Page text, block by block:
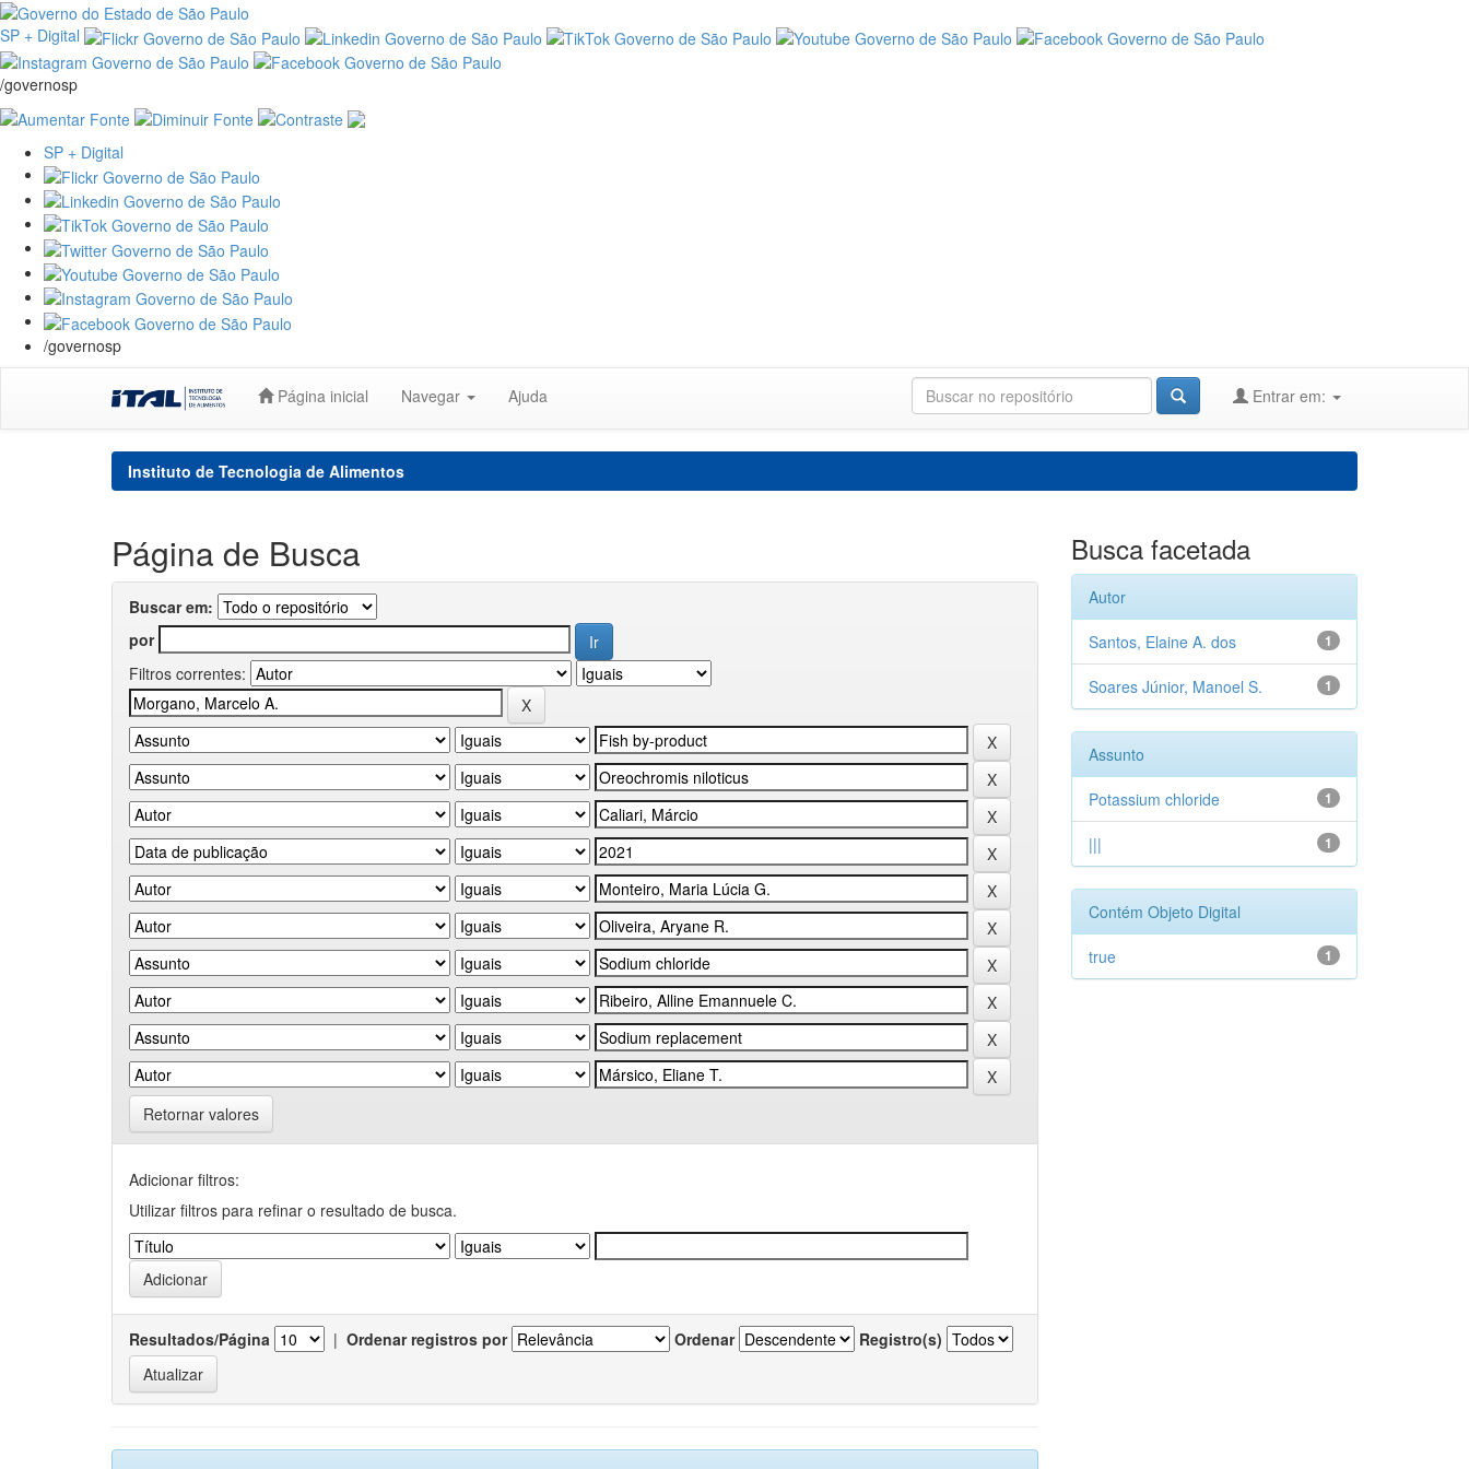
SP + Digital
/governosp
SP + Digital
/governosp
Página inicial Navegar Ajuda Entrar em:
Instituto de Tecnologia de Alimentos
Página de Busca
Buscar em:
por
Filtros correntes:
Retornar valores
Adicionar filtros:
Utilizar filtros para refinar o resultado de busca.
Resultados/Página | Ordenar registros por Ordenar Registro(s)
Busca facetada
Autor
1
Santos, Elaine A. dos
1
Soares Júnior, Manoel S.
Assunto
1
Potassium chloride
1
|||
Contém Objeto Digital
1
true